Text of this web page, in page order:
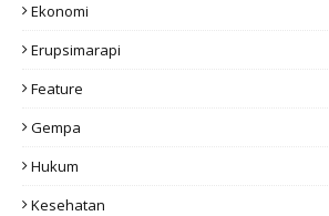
Ekonomi
Erupsimarapi
Feature
Gempa
Hukum
Kesehatan